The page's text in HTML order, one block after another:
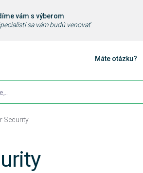
vám s výberom
sa vám budú venovať
Máte otázku?
Security